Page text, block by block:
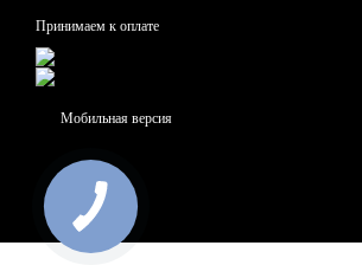
Принимаем к оплате
Мобильная версия